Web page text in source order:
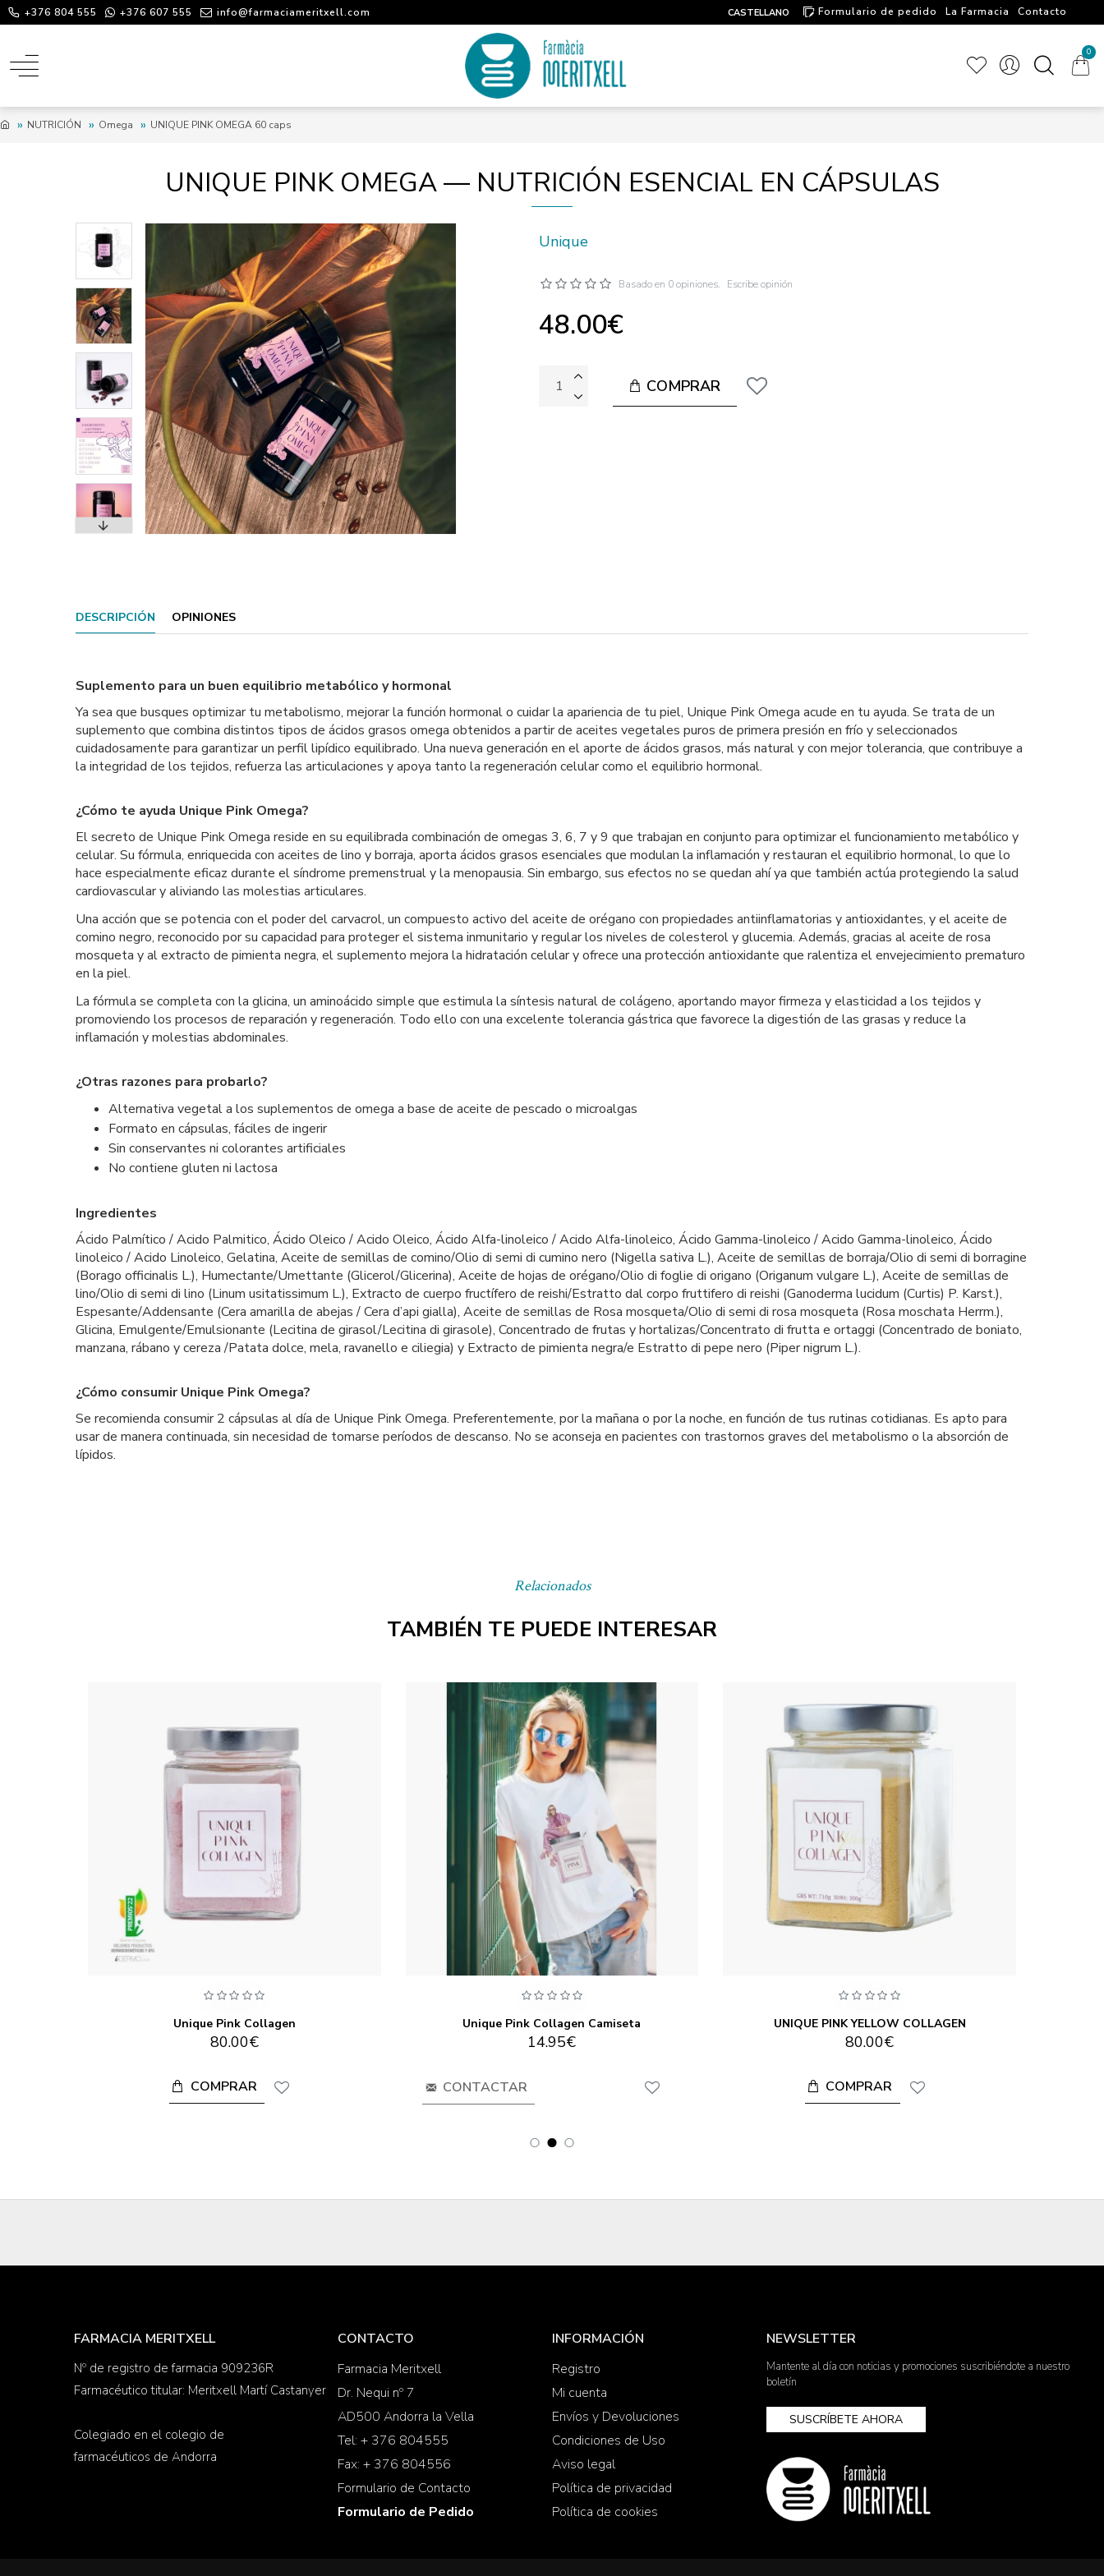
+376 804 555 +376 607 555 info@farmaciameritxell.com CASTELLANO Formulario de pedido La Farmacia
Contacto
0
NUTRICIÓN Omega UNIQUE PINK OMEGA 60 caps
UNIQUE PINK OMEGA — NUTRICIÓN ESENCIAL EN CÁPSULAS
Unique
Basado en 0 opiniones. Escribe opinión
48.00€
COMPRAR
Relacionados
TAMBIÉN TE PUEDE INTERESAR
Unique Pink Collagen
80.00€
COMPRAR
Unique Pink Collagen Camiseta
14.95€
CONTACTAR
UNIQUE PINK YELLOW COLLAGEN
80.00€
COMPRAR
DESCRIPCIÓN OPINIONES
Suplemento para un buen equilibrio metabólico y hormonal
Ya sea que busques optimizar tu metabolismo, mejorar la función hormonal o cuidar la apariencia de tu piel, Unique Pink Omega acude en tu ayuda. Se trata de un
suplemento que combina distintos tipos de ácidos grasos omega obtenidos a partir de aceites vegetales puros de primera presión en frío y seleccionados
cuidadosamente para garantizar un perfil lipídico equilibrado. Una nueva generación en el aporte de ácidos grasos, más natural y con mejor tolerancia, que contribuye a
la integridad de los tejidos, refuerza las articulaciones y apoya tanto la regeneración celular como el equilibrio hormonal.
¿Cómo te ayuda Unique Pink Omega?
El secreto de Unique Pink Omega reside en su equilibrada combinación de omegas 3, 6, 7 y 9 que trabajan en conjunto para optimizar el funcionamiento metabólico y
celular. Su fórmula, enriquecida con aceites de lino y borraja, aporta ácidos grasos esenciales que modulan la inflamación y restauran el equilibrio hormonal, lo que lo
hace especialmente eficaz durante el síndrome premenstrual y la menopausia. Sin embargo, sus efectos no se quedan ahí ya que también actúa protegiendo la salud
cardiovascular y aliviando las molestias articulares.
Una acción que se potencia con el poder del carvacrol, un compuesto activo del aceite de orégano con propiedades antiinflamatorias y antioxidantes, y el aceite de
comino negro, reconocido por su capacidad para proteger el sistema inmunitario y regular los niveles de colesterol y glucemia. Además, gracias al aceite de rosa
mosqueta y al extracto de pimienta negra, el suplemento mejora la hidratación celular y ofrece una protección antioxidante que ralentiza el envejecimiento prematuro
en la piel.
La fórmula se completa con la glicina, un aminoácido simple que estimula la síntesis natural de colágeno, aportando mayor firmeza y elasticidad a los tejidos y
promoviendo los procesos de reparación y regeneración. Todo ello con una excelente tolerancia gástrica que favorece la digestión de las grasas y reduce la
inflamación y molestias abdominales.
¿Otras razones para probarlo?
Alternativa vegetal a los suplementos de omega a base de aceite de pescado o microalgas
Formato en cápsulas, fáciles de ingerir
Sin conservantes ni colorantes artificiales
No contiene gluten ni lactosa
Ingredientes
Ácido Palmítico / Acido Palmitico, Ácido Oleico / Acido Oleico, Ácido Alfa-linoleico / Acido Alfa-linoleico, Ácido Gamma-linoleico / Acido Gamma-linoleico, Ácido
linoleico / Acido Linoleico, Gelatina, Aceite de semillas de comino/Olio di semi di cumino nero (Nigella sativa L.), Aceite de semillas de borraja/Olio di semi di borragine
(Borago officinalis L.), Humectante/Umettante (Glicerol/Glicerina), Aceite de hojas de orégano/Olio di foglie di origano (Origanum vulgare L.), Aceite de semillas de
lino/Olio di semi di lino (Linum usitatissimum L.), Extracto de cuerpo fructífero de reishi/Estratto dal corpo fruttifero di reishi (Ganoderma lucidum (Curtis) P. Karst.),
Espesante/Addensante (Cera amarilla de abejas / Cera d’api gialla), Aceite de semillas de Rosa mosqueta/Olio di semi di rosa mosqueta (Rosa moschata Herrm.),
Glicina, Emulgente/Emulsionante (Lecitina de girasol/Lecitina di girasole), Concentrado de frutas y hortalizas/Concentrato di frutta e ortaggi (Concentrado de boniato,
manzana, rábano y cereza /Patata dolce, mela, ravanello e ciliegia) y Extracto de pimienta negra/e Estratto di pepe nero (Piper nigrum L.).
¿Cómo consumir Unique Pink Omega?
Se recomienda consumir 2 cápsulas al día de Unique Pink Omega. Preferentemente, por la mañana o por la noche, en función de tus rutinas cotidianas. Es apto para
usar de manera continuada, sin necesidad de tomarse períodos de descanso. No se aconseja en pacientes con trastornos graves del metabolismo o la absorción de
lípidos.
FARMACIA MERITXELL
Nº de registro de farmacia 909236R
Farmacéutico titular: Meritxell Martí Castanyer
Colegiado en el colegio de
farmacéuticos de Andorra
CONTACTO
Farmacia Meritxell
Dr. Nequi nº 7
AD500 Andorra la Vella
Tel: + 376 804555
Fax: + 376 804556
Formulario de Contacto
Formulario de Pedido
INFORMACIÓN
Registro
Mi cuenta
Envíos y Devoluciones
Condiciones de Uso
Aviso legal
Política de privacidad
Política de cookies
NEWSLETTER
Mantente al día con noticias y promociones suscribiéndote a nuestro
boletín
SUSCRÍBETE AHORA